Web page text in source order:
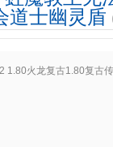
道士幽灵盾
1.80火龙复古1.80复古